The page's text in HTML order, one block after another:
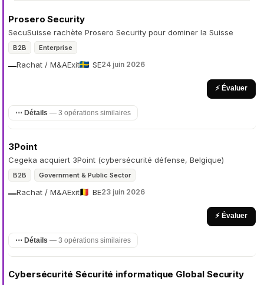
Prosero Security
SecuSuisse rachète Prosero Security pour dominer la Suisse
B2B Enterprise
Rachat / M&A
— Exit SE24 juin 2026
⚡ Évaluer
⋯ Détails — 3 opérations similaires
3Point
Cegeka acquiert 3Point (cybersécurité défense, Belgique)
B2B Government & Public Sector
Rachat / M&A
— Exit BE23 juin 2026
⚡ Évaluer
⋯ Détails — 3 opérations similaires
Cybersécurité Sécurité informatique Global Security